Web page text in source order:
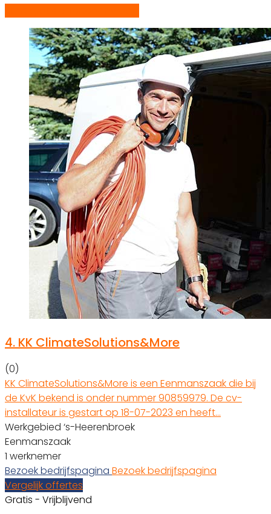
4. KK ClimateSolutions&More
(0)
KK ClimateSolutions&More is een Eenmanszaak die bij
de KvK bekend is onder nummer 90859979. De cv-
installateur is gestart op 18-07-2023 en heeft…
Werkgebied ‘s-Heerenbroek
Eenmanszaak
1 werknemer
Bezoek bedrijfspagina Bezoek bedrijfspagina
Vergelijk offertes
Gratis - Vrijblijvend